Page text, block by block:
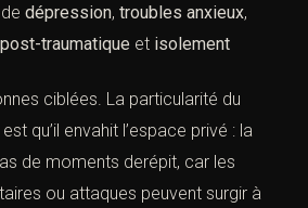
dépression, troubles anxieux,
traumatique et isolement
ciblées. La particularité du
qu’il envahit l’espace privé : la
de moments derépit, car les
ou attaques peuvent surgir à